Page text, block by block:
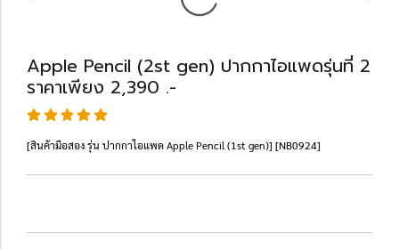
Apple Pencil (2st gen) ปากกาไอแพดรุ่นที่ 2
ราคาเพียง 2,390 .-
[สินค้ามือสอง รุ่น ปากกาไอแพด Apple Pencil (1st gen)] [NB0924]